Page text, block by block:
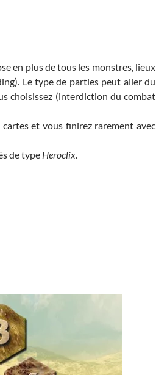
en plus de tous les monstres, lieux
Le type de parties peut aller du
choisissez (interdiction du combat
et vous finirez rarement avec
de type Heroclix.